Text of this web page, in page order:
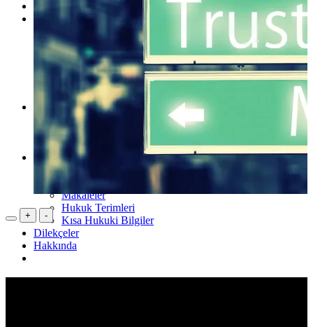
Çalışma Odaları
Hukuk Çalışma Odaları
1.Sınıf Çalışma Odası
2.Sınıf Çalışma Odası
3.Sınıf Çalışma Odası
4.Sınıf Çalışma Odası
ARABULUCULUK Çalışma Odası
Ders Notları
HUKUK
İKTİSAT
İŞLETME
Hukuk Kültür
Telegram Grupları
YouTube
Makaleler
Hukuk Terimleri
Kısa Hukuki Bilgiler
Dilekçeler
Hakkında
+ -